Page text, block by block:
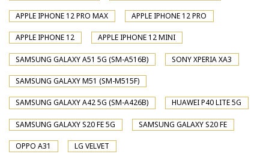
APPLE IPHONE 12 PRO MAX APPLE IPHONE 12 PRO
APPLE IPHONE 12 APPLE IPHONE 12 MINI
SAMSUNG GALAXY A51 5G (SM-A516B) SONY XPERIA XA3
SAMSUNG GALAXY M51 (SM-M515F)
SAMSUNG GALAXY A42 5G (SM-A426B) HUAWEI P40 LITE 5G
SAMSUNG GALAXY S20 FE 5G SAMSUNG GALAXY S20 FE
OPPO A31 LG VELVET